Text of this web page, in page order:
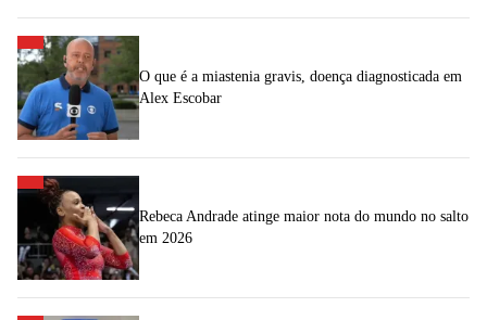
O que é a miastenia gravis, doença diagnosticada em
Alex Escobar
Rebeca Andrade atinge maior nota do mundo no salto
em 2026